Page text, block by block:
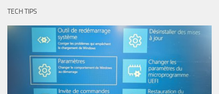
TECH TIPS